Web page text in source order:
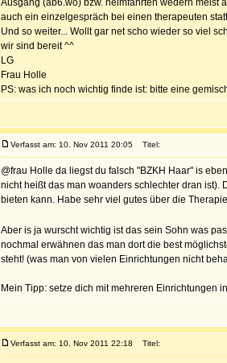
Ausgang (ab6.wo) bzw. heimfahrten wedern meist
auch ein einzelgespräch bei einen therapeuten
Und so weiter... Wollt gar net scho wieder so viel
wir sind bereit ^^
LG
Frau Holle
PS: was ich noch wichtig finde ist: bitte eine
Verfasst am: 10. Nov 2011 20:05 Titel:
@frau Holle da liegst du falsch "BZKH Haar" is
nicht heißt das man woanders schlechter dran
bieten kann. Habe sehr viel gutes über die
Aber is ja wurscht wichtig ist das sein Sohn was
nochmal erwähnen das man dort die best
steht! (was man von vielen Einrichtungen nicht
Mein Tipp: setze dich mit mehreren Einrichtungen
Verfasst am: 10. Nov 2011 22:18 Titel: